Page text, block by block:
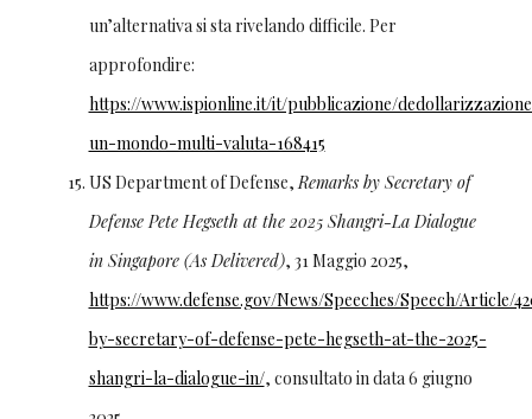
un’alternativa si sta rivelando difficile. Per
approfondire:
https://www.ispionline.it/it/pubblicazione/
un-mondo-multi-valuta-168415
US Department of Defense,Remarks by Secretary of
Defense Pete Hegseth at the 2025 Shangri-La Dialogue
in Singapore (As Delivered), 31 Maggio 2025,
https://www.defense.gov/News/Speeches/Speech/Article/
by-secretary-of-defense-pete-hegseth-at-the-2025-
shangri-la-dialogue-in/, consultato in data 6 giugno